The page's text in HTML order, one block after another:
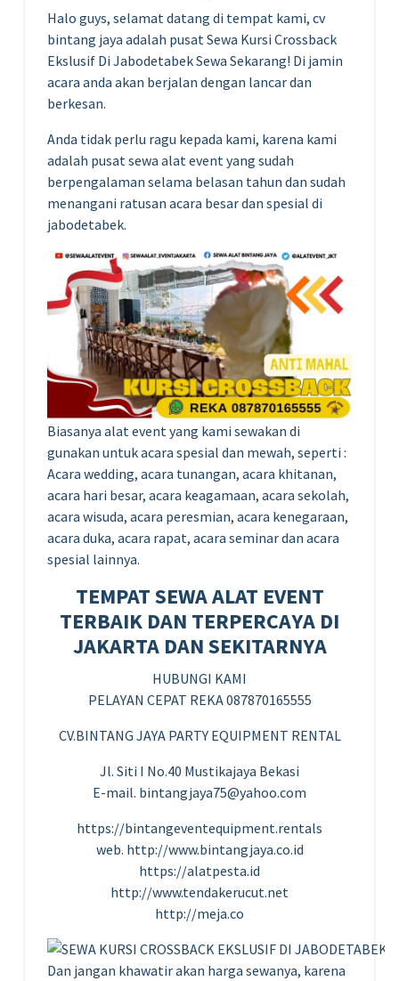
Halo guys, selamat datang di tempat kami, cv
bintang jaya adalah pusat Sewa Kursi Crossback
Ekslusif Di Jabodetabek Sewa Sekarang! Di jamin
acara anda akan berjalan dengan lancar dan
berkesan.
Anda tidak perlu ragu kepada kami, karena kami
adalah pusat sewa alat event yang sudah
berpengalaman selama belasan tahun dan sudah
menangani ratusan acara besar dan spesial di
jabodetabek.
Biasanya alat event yang kami sewakan di
gunakan untuk acara spesial dan mewah, seperti :
Acara wedding, acara tunangan, acara khitanan,
acara hari besar, acara keagamaan, acara sekolah,
acara wisuda, acara peresmian, acara kenegaraan,
acara duka, acara rapat, acara seminar dan acara
spesial lainnya.
TEMPAT SEWA ALAT EVENT
TERBAIK DAN TERPERCAYA DI
JAKARTA DAN SEKITARNYA
HUBUNGI KAMI
PELAYAN CEPAT REKA 087870165555
CV.BINTANG JAYA PARTY EQUIPMENT RENTAL
Jl. Siti I No.40 Mustikajaya Bekasi
E-mail. bintangjaya75@yahoo.com
https://bintangeventequipment.rentals
web. http://www.bintangjaya.co.id
https://alatpesta.id
http://www.tendakerucut.net
http://meja.co
Dan jangan khawatir akan harga sewanya, karena